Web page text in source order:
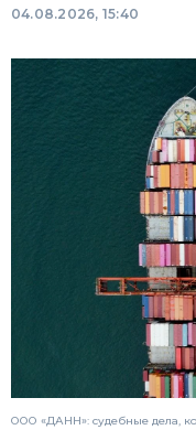
04.08.2026, 15:40
ООО «ДАНН»: судебные дела,